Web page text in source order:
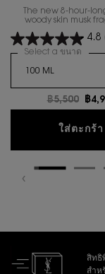
The new 8-hour-
woody skin musk
4.8
Select a ขนาด for น้
ราคาเก่า
฿5,500 ราค
฿
ใส่ตะกร้า
สิทธิ
สำห